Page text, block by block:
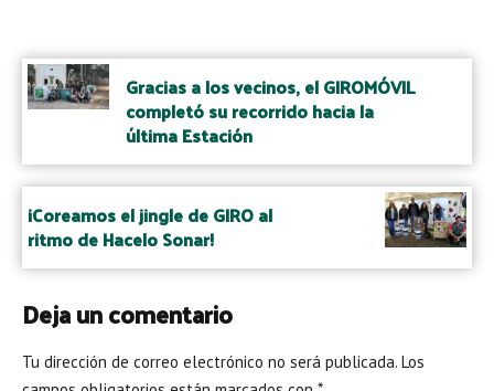
Post
navigation Gracias a los vecinos, el GIROMÓVIL
completó su recorrido hacia la
última Estación
¡Coreamos el jingle de GIRO al
ritmo de Hacelo Sonar!
Deja un comentario
Tu dirección de correo electrónico no será publicada. Los